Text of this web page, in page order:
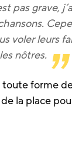
pas grave,
voler leurs
nôtres.
toute forme
la place